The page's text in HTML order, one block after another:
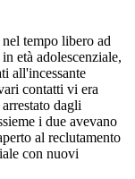
tempo libero ad
età adolescenziale,
all'incessante
contatti vi era
dagli
i due avevano
al reclutamento
con nuovi